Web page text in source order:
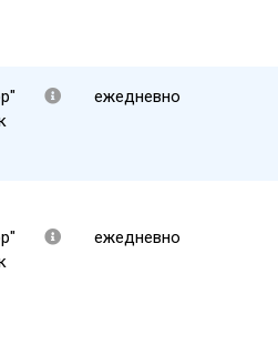
ежедневно
ежедневно